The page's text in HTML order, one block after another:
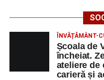
ÎNVĂȚĂMÂNT-
Școala de
încheiat.
ateliere de
carieră și